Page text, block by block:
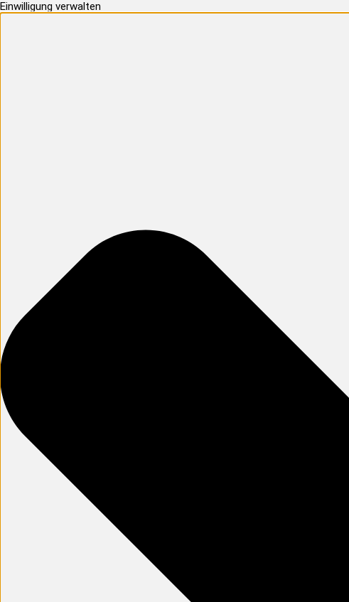
Einwilligung verwalten